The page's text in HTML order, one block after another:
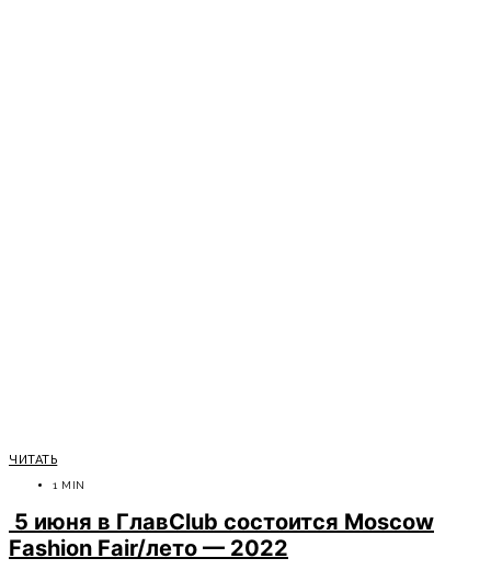
ЧИТАТЬ
1 MIN
5 июня в ГлавClub состоится Moscow
Fashion Fair/лето — 2022